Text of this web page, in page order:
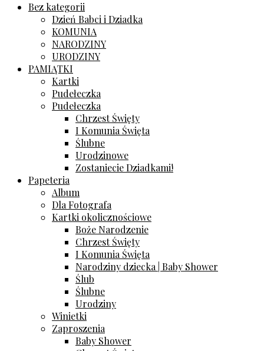
Bez kategorii
Dzień Babci i Dziadka
KOMUNIA
NARODZINY
URODZINY
PAMIĄTKI
Kartki
Pudełeczka
Pudełeczka
Chrzest Święty
I Komunia Święta
Ślubne
Urodzinowe
Zostaniecie Dziadkami!
Papeteria
Album
Dla Fotografa
Kartki okolicznościowe
Boże Narodzenie
Chrzest Święty
I Komunia Święta
Narodziny dziecka | Baby Shower
Ślub
Ślubne
Urodziny
Winietki
Zaproszenia
Baby Shower